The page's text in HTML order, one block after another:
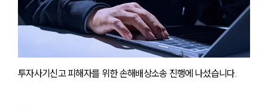
투자사기신고 피해자를 위한 손해배상소송 진행에 나섰습니다.